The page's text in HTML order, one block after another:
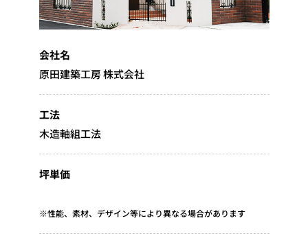
会社名
原田建築工房 株式会社
工法
木造軸組工法
坪単価
※性能、素材、デザイン等により異なる場合があります